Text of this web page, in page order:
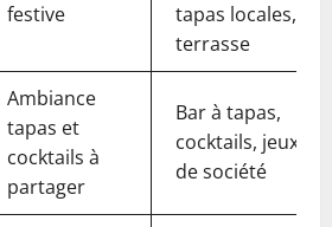
festive
tapas locales,
terrasse
Ambiance
tapas et
cocktails à
partager
Bar à tapas,
cocktails, jeux
de société